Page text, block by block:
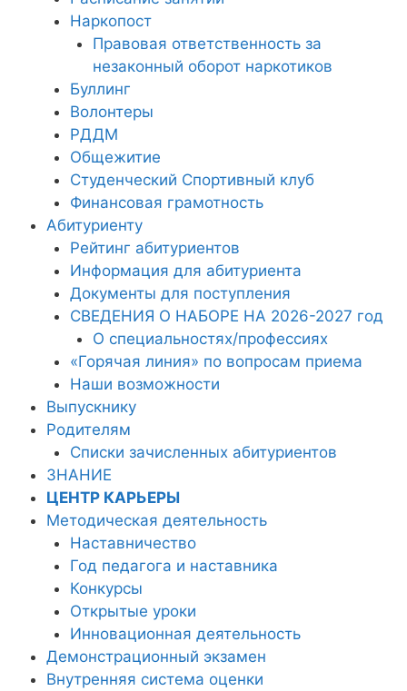
Наркопост
Правовая ответственность за
незаконный оборот наркотиков
Буллинг
Волонтеры
РДДМ
Общежитие
Студенческий Спортивный клуб
Финансовая грамотность
Абитуриенту
Рейтинг абитуриентов
Информация для абитуриента
Документы для поступления
СВЕДЕНИЯ О НАБОРЕ НА 2026-2027 год
О специальностях/профессиях
«Горячая линия» по вопросам приема
Наши возможности
Выпускнику
Родителям
Списки зачисленных абитуриентов
ЗНАНИЕ
ЦЕНТР КАРЬЕРЫ
Методическая деятельность
Наставничество
Год педагога и наставника
Конкурсы
Открытые уроки
Инновационная деятельность
Демонстрационный экзамен
Внутренняя система оценки